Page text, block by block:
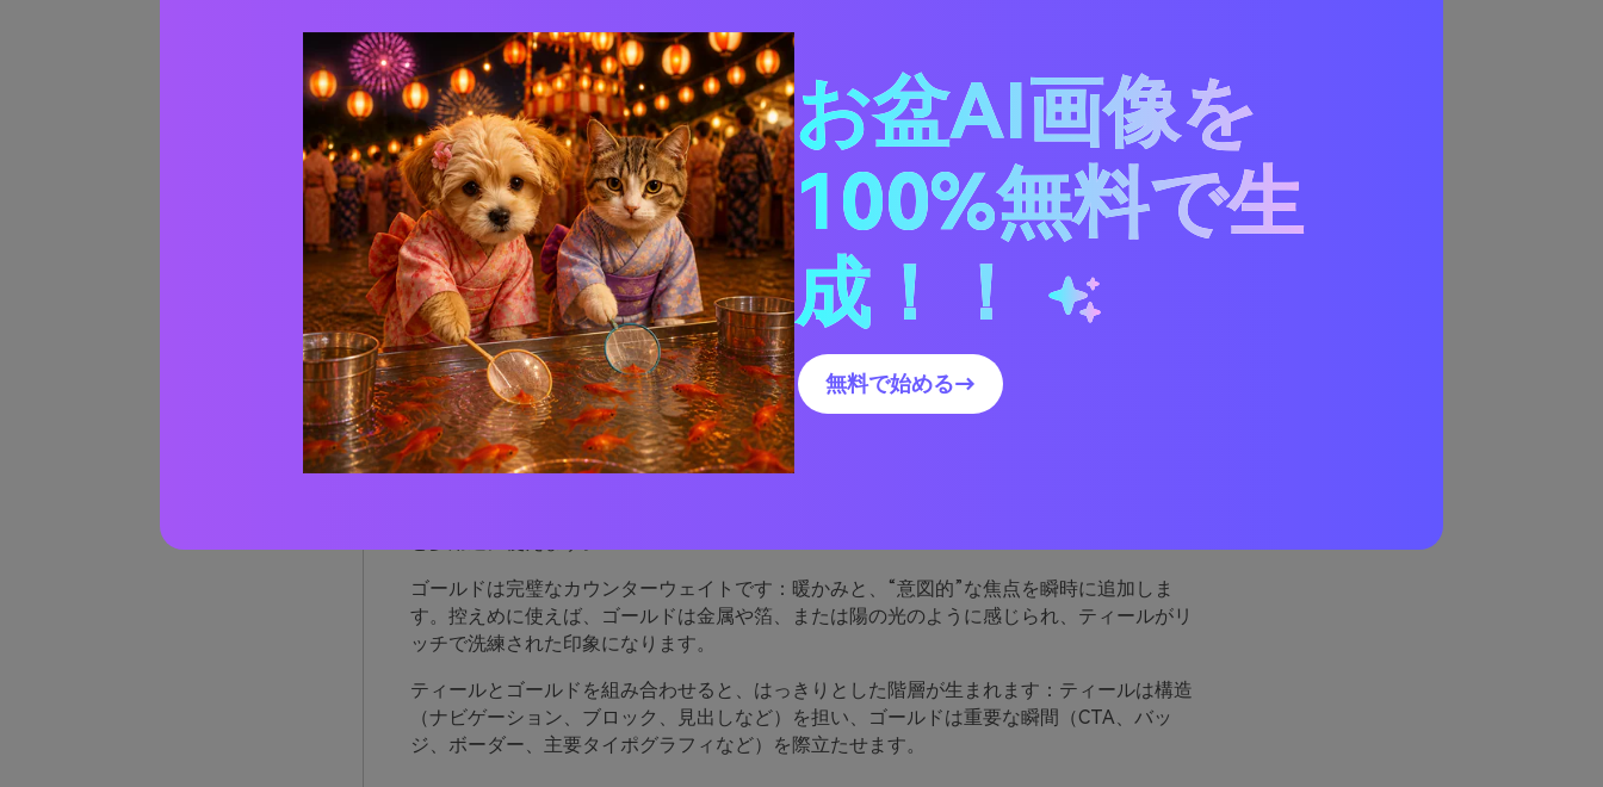
エディトリアルティールアクセント
フェスティバルポスターポップ
ナイトスカイガラ
ティール＆ゴールドと相性の良い色は？
実際のデザインでティール＆ゴールドパレットを活用する方法
AIでティールゴールドのパレットビジュアルを作成する
なぜティール＆ゴールドのパレットが
とても効果的なのか
ゴールドは完璧なカウンターウェイトです：暖かみと、“意図的”な焦点を瞬時に追加しま
す。控えめに使えば、ゴールドは金属や箔、または陽の光のように感じられ、ティールがリ
ッチで洗練された印象になります。
ティールとゴールドを組み合わせると、はっきりとした階層が生まれます：ティールは構造
（ナビゲーション、ブロック、見出しなど）を担い、ゴールドは重要な瞬間（CTA、バッ
ジ、ボーダー、主要タイポグラフィなど）を際立たせます。
お盆AI画像を
100%無料で生
成！！
無料で始める→